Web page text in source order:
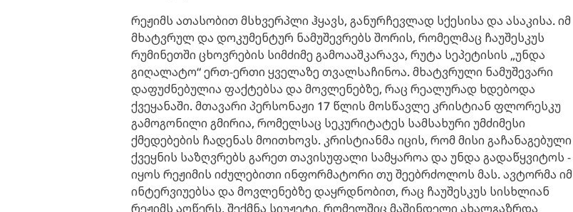
რეჟიმს ათასობით მსხვერპლი ჰყავს, განურჩევლად სქესისა და ასაკისა. იმ
მხატვრულ და დოკუმენტურ ნამუშევრებს შორის, რომელმაც ჩაუშესკუს
რუმინეთში ცხოვრების სიმძიმე გამოააშკარავა, რუტა სეპეტისის „უნდა
გიღალატო“ ერთ-ერთი ყველაზე თვალსაჩინოა. მხატვრული ნამუშევარი
დაფუძნებულია ფაქტებსა და მოვლენებზე, რაც რეალურად ხდებოდა
ქვეყანაში. მთავარი პერსონაჟი 17 წლის მოსწავლე კრისტიან ფლორესკუ
გამოგონილი გმირია, რომელსაც სეკურიტატეს სამსახური უმძიმესი
ქმედებების ჩადენას მოითხოვს. კრისტიანმა იცის, რომ მისი გაჩანაგებული
ქვეყნის საზღვრებს გარეთ თავისუფალი სამყაროა და უნდა გადაწყვიტოს -
იყოს რეჟიმის იძულებითი ინფორმატორი თუ შეებრძოლოს მას. ავტორმა იმ
ინტერვიუებსა და მოვლენებზე დაყრდნობით, რაც ჩაუშესკუს სისხლიან
რეჟიმს აღწერს, შექმნა სიუჟეტი, რომელშიც მაშინდელი ახალგაზრდა